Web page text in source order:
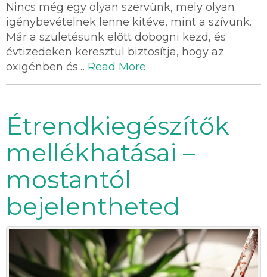
Nincs még egy olyan szervünk, mely olyan
igénybevételnek lenne kitéve, mint a szívünk.
Már a születésünk előtt dobogni kezd, és
évtizedeken keresztül biztosítja, hogy az
oxigénben és… Read More
Étrendkiegészítők
mellékhatásai –
mostantól
bejelentheted